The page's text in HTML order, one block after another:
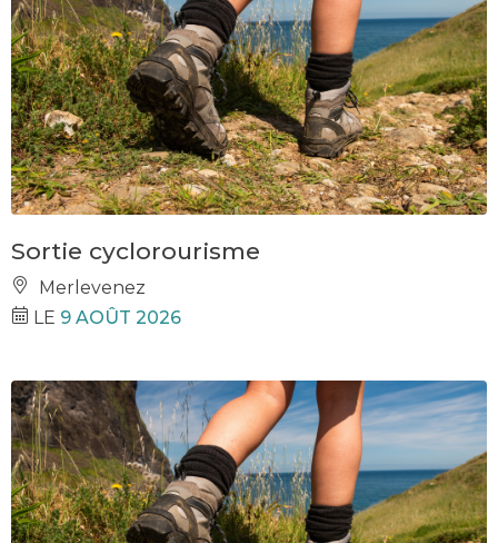
Sortie cyclorourisme
Merlevenez
LE 9 AOÛT 2026